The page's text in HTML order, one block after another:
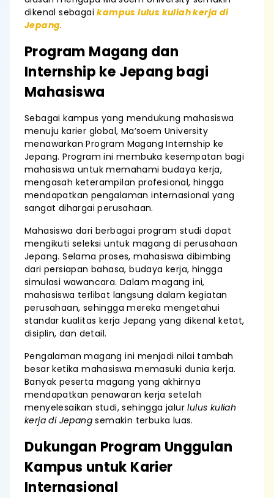
dikenal sebagaikampus lulus kuliah kerja di
Jepang.
Program Magang dan
Internship ke Jepang bagi
Mahasiswa
Sebagai kampus yang mendukung mahasiswa
menuju karier global, Ma’soem University
menawarkan Program Magang Internship ke
Jepang. Program ini membuka kesempatan bagi
mahasiswa untuk memahami budaya kerja,
mengasah keterampilan profesional, hingga
mendapatkan pengalaman internasional yang
sangat dihargai perusahaan.
Mahasiswa dari berbagai program studi dapat
mengikuti seleksi untuk magang di perusahaan
Jepang. Selama proses, mahasiswa dibimbing
dari persiapan bahasa, budaya kerja, hingga
simulasi wawancara. Dalam magang ini,
mahasiswa terlibat langsung dalam kegiatan
perusahaan, sehingga mereka mengetahui
standar kualitas kerja Jepang yang dikenal ketat,
disiplin, dan detail.
Pengalaman magang ini menjadi nilai tambah
besar ketika mahasiswa memasuki dunia kerja.
Banyak peserta magang yang akhirnya
mendapatkan penawaran kerja setelah
menyelesaikan studi, sehingga jalurlulus kuliah
kerja di Jepang semakin terbuka luas.
Dukungan Program Unggulan
Kampus untuk Karier
Internasional